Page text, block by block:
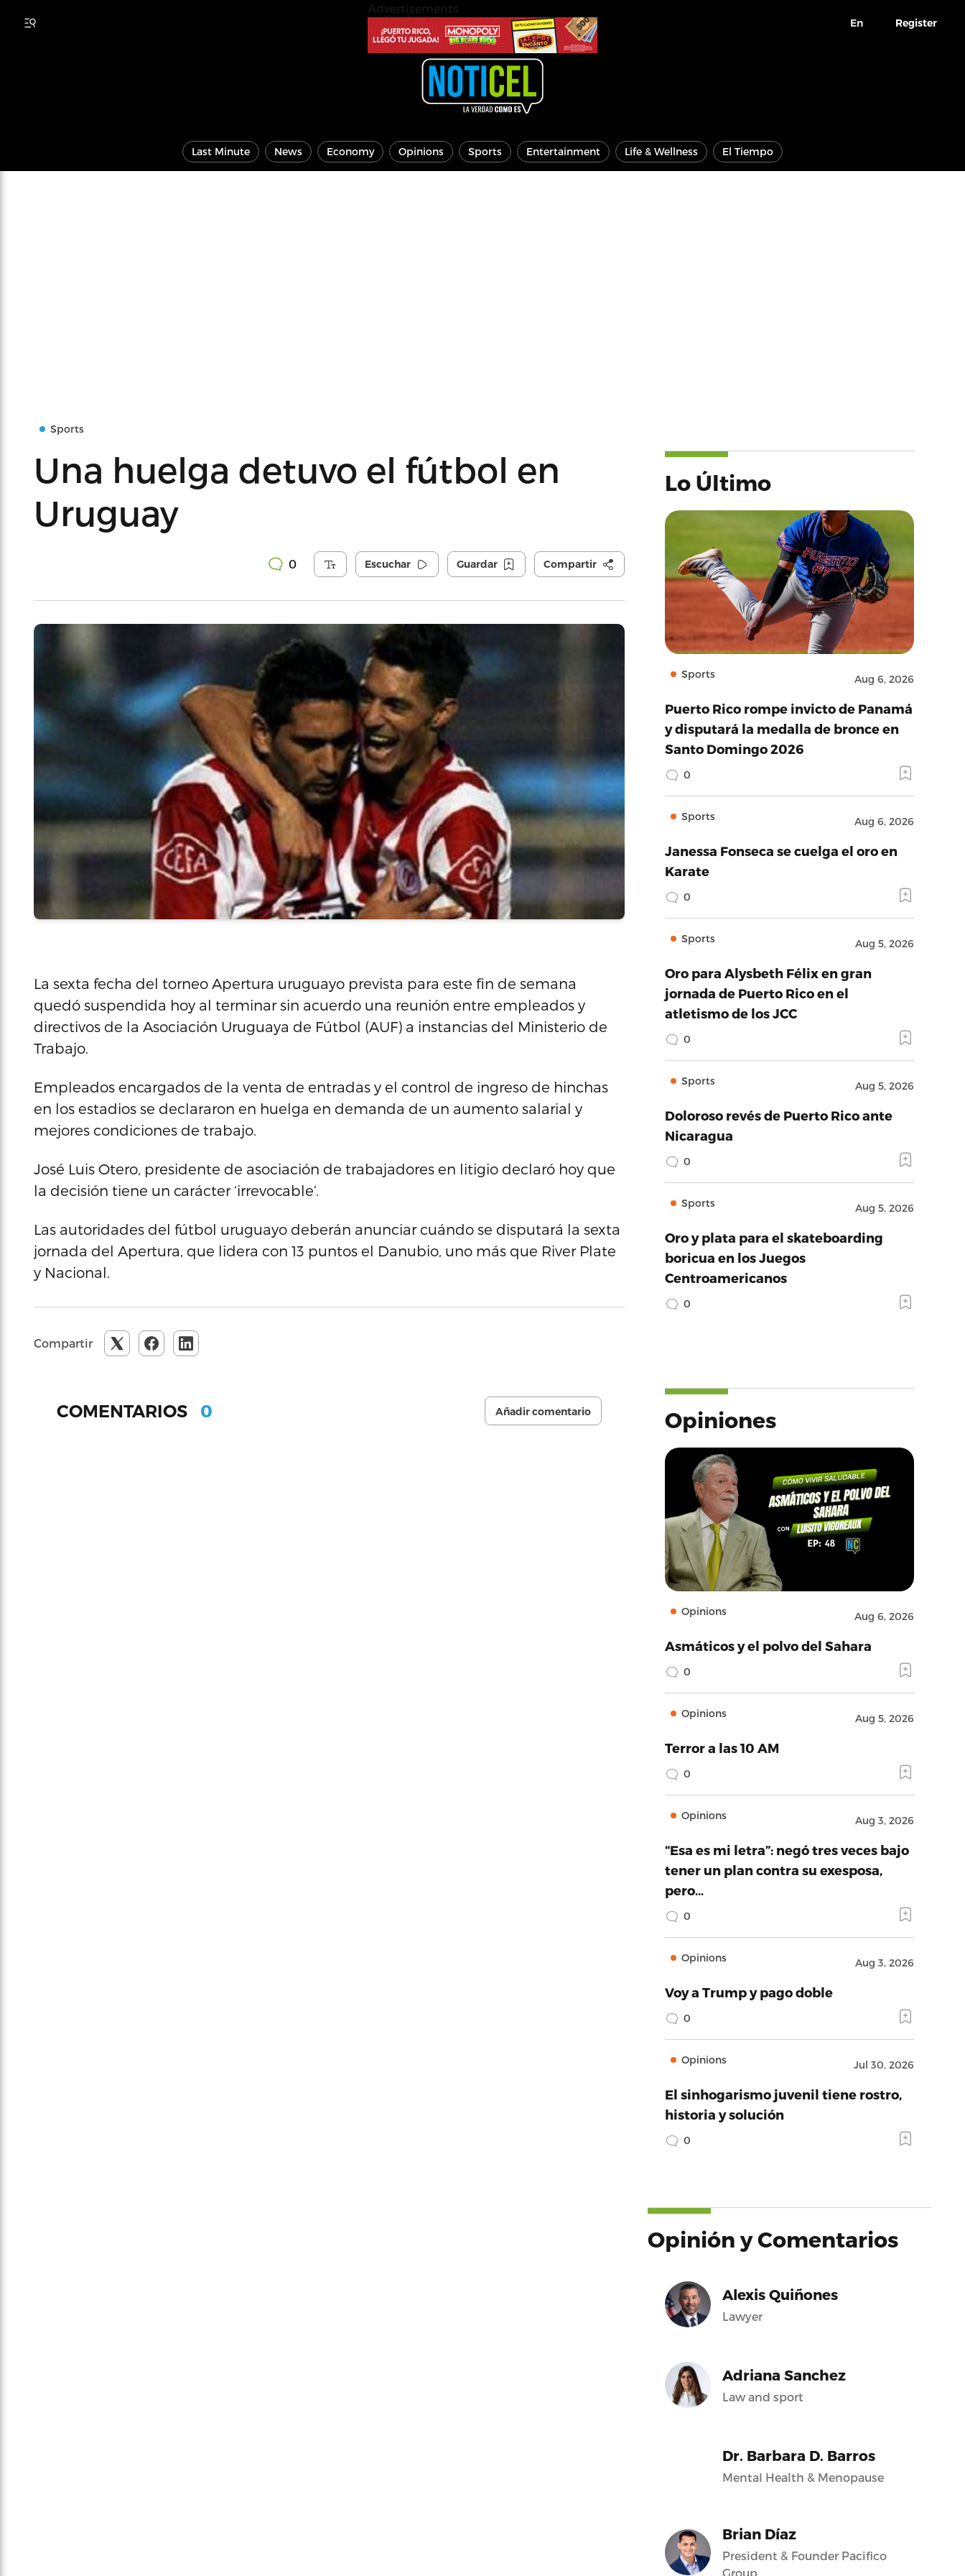
En Register
Last Minute News Economy Opinions Sports Entertainment Life & Wellness El Tiempo
Sports
Una huelga detuvo el fútbol en
Uruguay
0 Escuchar Guardar Compartir
La sexta fecha del torneo Apertura uruguayo prevista para este fin de semana
quedó suspendida hoy al terminar sin acuerdo una reunión entre empleados y
directivos de la Asociación Uruguaya de Fútbol (AUF) a instancias del Ministerio de
Trabajo.
Empleados encargados de la venta de entradas y el control de ingreso de hinchas
en los estadios se declararon en huelga en demanda de un aumento salarial y
mejores condiciones de trabajo.
José Luis Otero, presidente de asociación de trabajadores en litigio declaró hoy que
la decisión tiene un carácter ‘irrevocable’.
Las autoridades del fútbol uruguayo deberán anunciar cuándo se disputará la sexta
jornada del Apertura, que lidera con 13 puntos el Danubio, uno más que River Plate
y Nacional.
Compartir
COMENTARIOS 0 Añadir comentario
Lo Último
Sports Aug 6, 2026
Puerto Rico rompe invicto de Panamá
y disputará la medalla de bronce en
Santo Domingo 2026
0
Sports Aug 6, 2026
Janessa Fonseca se cuelga el oro en
Karate
0
Sports Aug 5, 2026
Oro para Alysbeth Félix en gran
jornada de Puerto Rico en el
atletismo de los JCC
0
Sports Aug 5, 2026
Doloroso revés de Puerto Rico ante
Nicaragua
0
Sports Aug 5, 2026
Oro y plata para el skateboarding
boricua en los Juegos
Centroamericanos
0
Opiniones
Opinions Aug 6, 2026
Asmáticos y el polvo del Sahara
0
Opinions Aug 5, 2026
Terror a las 10 AM
0
Opinions Aug 3, 2026
“Esa es mi letra”: negó tres veces bajo
tener un plan contra su exesposa,
pero…
0
Opinions Aug 3, 2026
Voy a Trump y pago doble
0
Opinions Jul 30, 2026
El sinhogarismo juvenil tiene rostro,
historia y solución
0
Opinión y Comentarios
Alexis Quiñones
Lawyer
Adriana Sanchez
Law and sport
Dr. Barbara D. Barros
Mental Health & Menopause
Brian Díaz
President & Founder Pacifico
Group